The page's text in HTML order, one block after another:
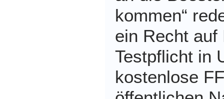
kommen“
ein Recht auf
Testpflicht in
kostenlose